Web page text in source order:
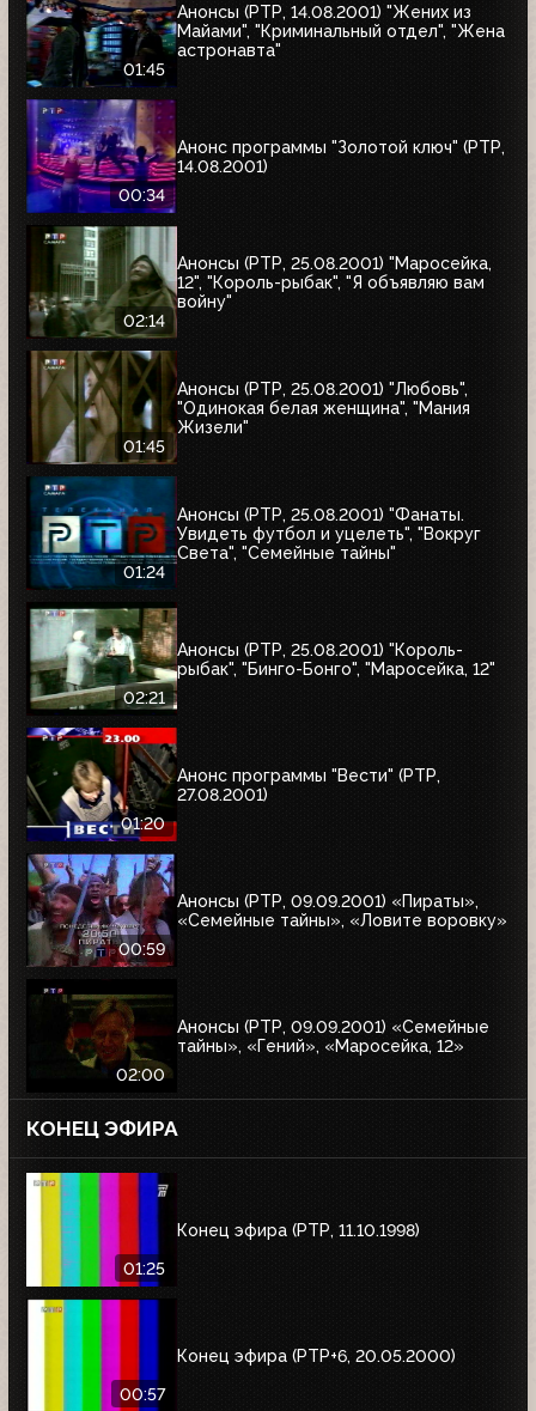
01:45
Анонсы (РТР, 14.08.2001) "Жених из
Майами", "Криминальный отдел", "Жена
астронавта"
00:34
Анонс программы "Золотой ключ" (РТР,
14.08.2001)
02:14
Анонсы (РТР, 25.08.2001) "Маросейка,
12", "Король-рыбак", "Я объявляю вам
войну"
01:45
Анонсы (РТР, 25.08.2001) "Любовь",
"Одинокая белая женщина", "Мания
Жизели"
01:24
Анонсы (РТР, 25.08.2001) "Фанаты.
Увидеть футбол и уцелеть", "Вокруг
Света", "Семейные тайны"
02:21
Анонсы (РТР, 25.08.2001) "Король-
рыбак", "Бинго-Бонго", "Маросейка, 12"
01:20
Анонс программы "Вести" (РТР,
27.08.2001)
00:59
Анонсы (РТР, 09.09.2001) «Пираты»,
«Семейные тайны», «Ловите воровку»
02:00
Анонсы (РТР, 09.09.2001) «Семейные
тайны», «Гений», «Маросейка, 12»
КОНЕЦ ЭФИРА
01:25
Конец эфира (РТР, 11.10.1998)
00:57
Конец эфира (РТР+6, 20.05.2000)